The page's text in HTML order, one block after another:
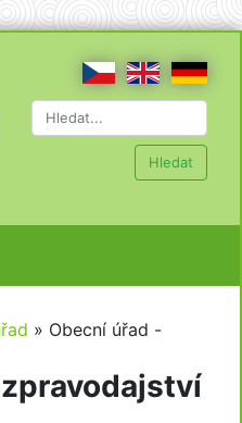
Hledat
» Obecní úřad -